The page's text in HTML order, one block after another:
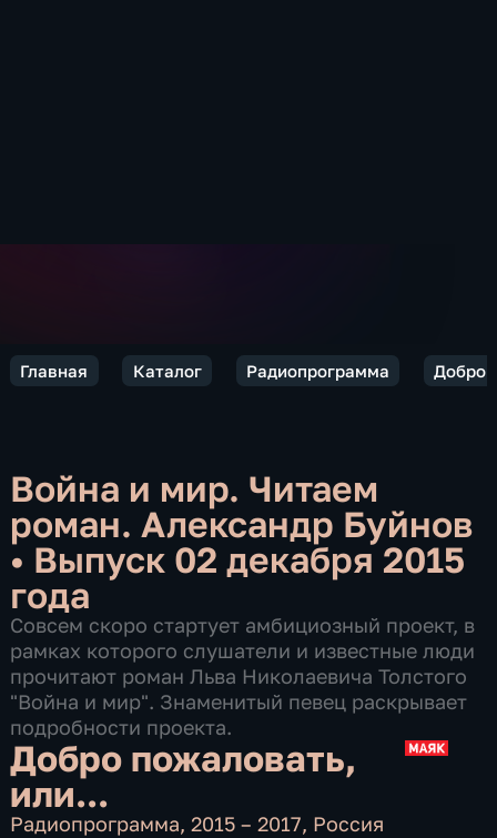
Главная Каталог Радиопрограмма Добро
Война и мир. Читаем
роман. Александр Буйнов
• Выпуск 02 декабря 2015
года
Совсем скоро стартует амбициозный проект, в
рамках которого слушатели и известные люди
прочитают роман Льва Николаевича Толстого
"Война и мир". Знаменитый певец раскрывает
подробности проекта.
Добро пожаловать,
или...
Радиопрограмма,2015 – 2017, Россия